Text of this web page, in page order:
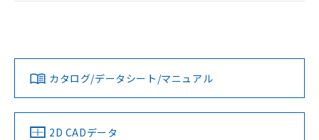
タイムチャート
ダウンロードデータをご利用いただく前に、以下を必ずお読
みください。
ソフトウェアの使用条件
EU RoHS 注意事項・凡例
対応済み
中国 RoHS 注意事項・凡例
LR型式承認
（イギリス
船舶規格）
DNV型式承認
（ノルウェー
BV型式承認
（フランス
KR型式
（韓国
カタログ/データシート/マニュアル
2D CADデータ